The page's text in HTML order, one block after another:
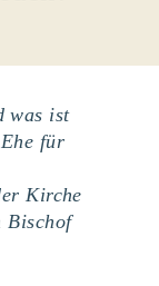
was ist
für
Kirche
Bischof